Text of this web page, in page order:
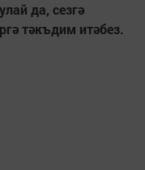
да, сезгә
тәкъдим итәбез.